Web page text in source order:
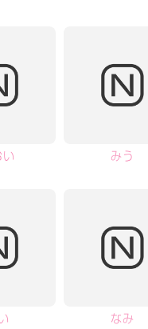
い みう
なみ